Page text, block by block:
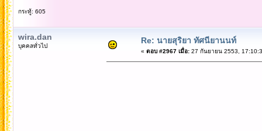
กระทู้: 605
wira.dan
บุคคลทั่วไป
Re: นายสุริยา ทัศนียานนท์
« ตอบ #2967 เมื่อ:27 กันยายน 2553,